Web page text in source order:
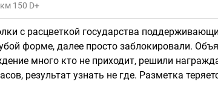
150 D+
с расцветкой государства
форме, далее просто заблокировали.
много кто не приходит, решили
результат узнать не где. Разметка